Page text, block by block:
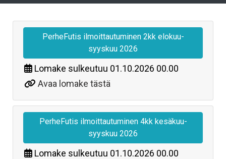
PerheFutis ilmoittautuminen 2kk elokuu-
syyskuu 2026
Lomake sulkeutuu 01.10.2026 00.00
Avaa lomake tästä
PerheFutis ilmoittautuminen 4kk kesäkuu-
syyskuu 2026
Lomake sulkeutuu 01.10.2026 00.00